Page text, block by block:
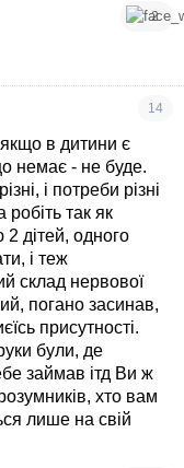
2
14
в дитини є
немає - не буде.
і потреби різні
так як
дітей, одного
і теж
склад нервової
погано засинав,
присутності.
були, де
займав ітд Ви ж
хто вам
лише на свій